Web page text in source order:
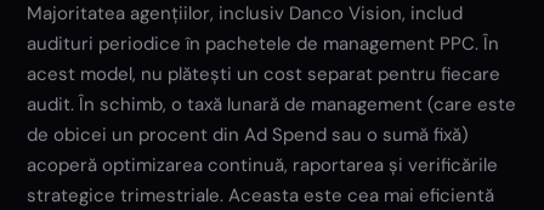
Majoritatea agențiilor, inclusiv Danco Vision, includ
audituri periodice în pachetele de management PPC. În
acest model, nu plătești un cost separat pentru fiecare
audit. În schimb, o taxă lunară de management (care este
de obicei un procent din Ad Spend sau o sumă fixă)
acoperă optimizarea continuă, raportarea și verificările
strategice trimestriale. Aceasta este cea mai eficientă